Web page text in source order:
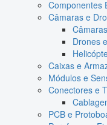
Componentes
Câmaras e
Drones
Caixas e
Módulos e
Conectores e
PCB e